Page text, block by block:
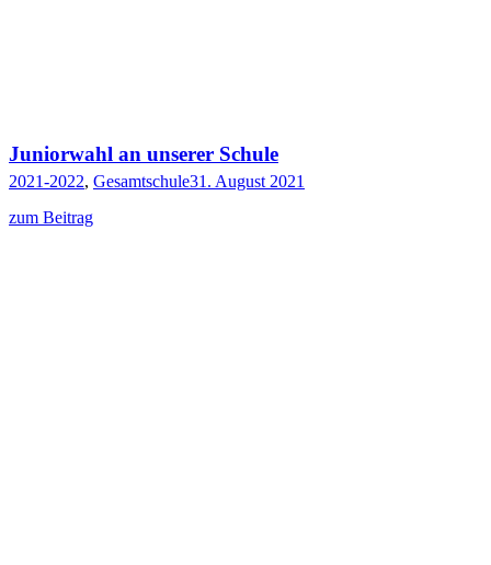
Juniorwahl an unserer Schule
2021-2022, Gesamtschule31. August 2021
zum Beitrag